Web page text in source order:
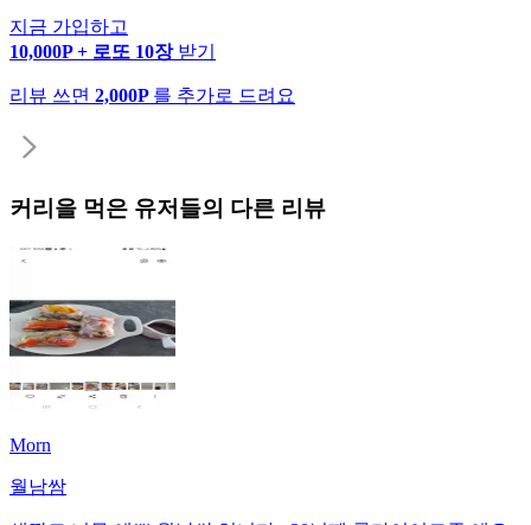
지금 가입하고
10,000P + 로또 10장 받기
리뷰 쓰면 2,000P 를 추가로 드려요
커리 을 먹은 유저들의 다른 리뷰
Morn
월남쌈